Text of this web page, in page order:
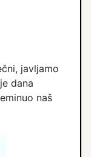
javljamo
dana
naš